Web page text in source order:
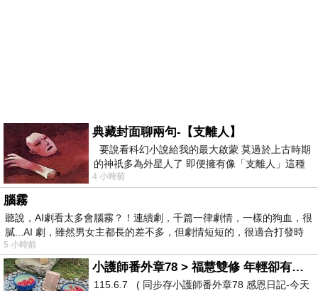
典藏封面聊兩句-【支離人】
要說看科幻小說給我的最大啟蒙 莫過於上古時期
的神祇多為外星人了 即便擁有像「支離人」這種
驚世駭俗的神通法門 也未必讀
4 小時前
腦霧
聽說，AI劇看太多會腦霧？！連續劇，千篇一律劇情，一樣的狗血，很
膩...AI 劇，雖然男女主都長的差不多，但劇情短短的，很適合打發時
5 小時前
小護師番外章78 > 福慧雙修 年輕卻有個老靈魂 ㄑ金剛經〉podcast
115.6.7 ( 同步存小護師番外章78 感恩日記-今天